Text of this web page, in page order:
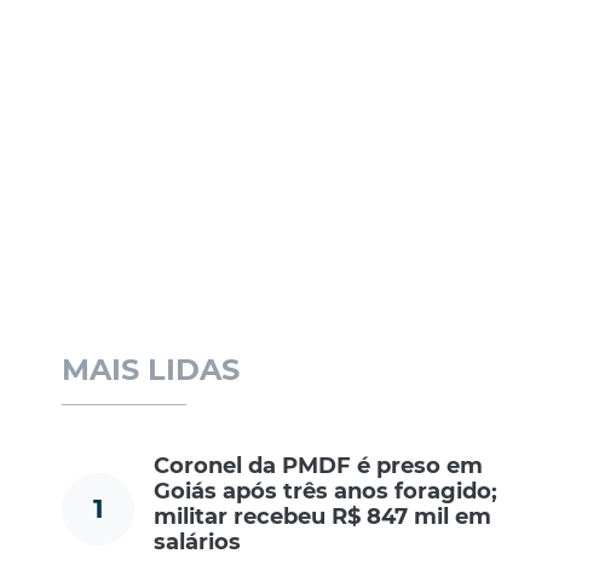
MAIS LIDAS
1
Coronel da PMDF é preso em
Goiás após três anos foragido;
militar recebeu R$ 847 mil em
salários